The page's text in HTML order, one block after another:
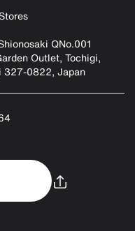
QNo.001
Outlet, Tochigi,
327-0822, Japan